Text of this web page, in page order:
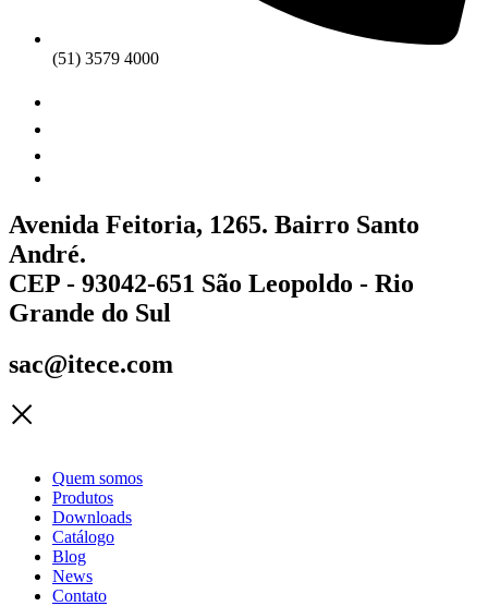
(51) 3579 4000
Avenida Feitoria, 1265. Bairro Santo
André.
CEP - 93042-651 São Leopoldo - Rio
Grande do Sul
sac@itece.com
Quem somos
Produtos
Downloads
Catálogo
Blog
News
Contato